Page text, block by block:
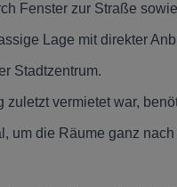
Fenster zur Straße
Lage mit direkter
Stadtzentrum.
zuletzt vermietet war,
um die Räume ganz